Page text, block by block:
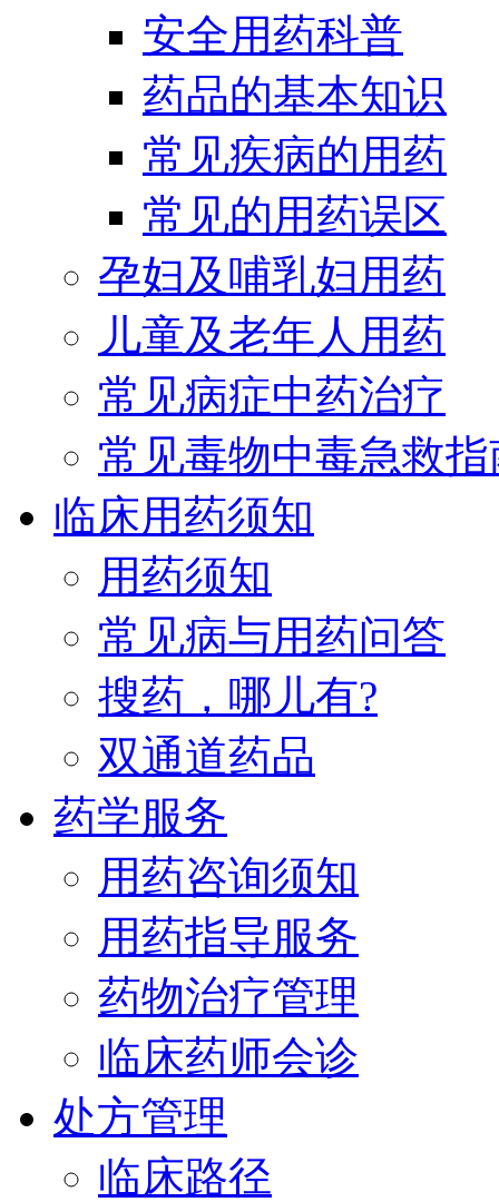
安全用药科普
药品的基本知识
常见疾病的用药
常见的用药误区
孕妇及哺乳妇用药
儿童及老年人用药
常见病症中药治疗
常见毒物中毒急救指
临床用药须知
用药须知
常见病与用药问答
搜药，哪儿有?
双通道药品
药学服务
用药咨询须知
用药指导服务
药物治疗管理
临床药师会诊
处方管理
临床路径